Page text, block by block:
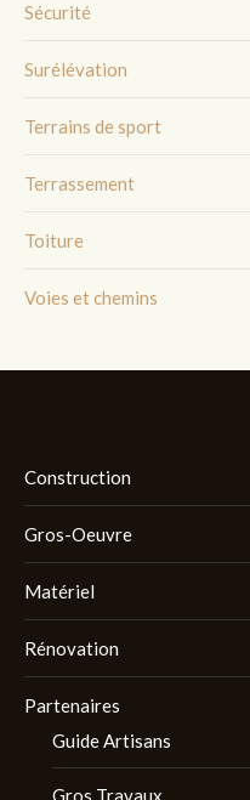
Sécurité
Surélévation
Terrains de sport
Terrassement
Toiture
Voies et chemins
Construction
Gros-Oeuvre
Matériel
Rénovation
Partenaires
Guide Artisans